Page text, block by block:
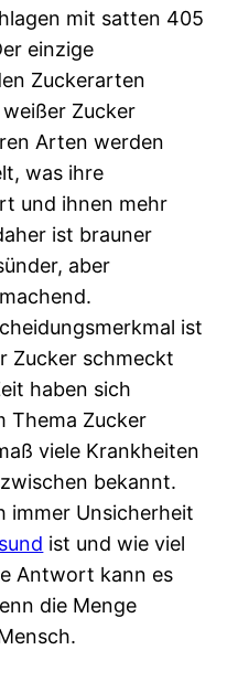
mit satten 405
einzige
Zuckerarten
Zucker
Arten werden
was ihre
und ihnen mehr
ist brauner
aber
ist
Zucker schmeckt
haben sich
Thema Zucker
viele Krankheiten
bekannt.
immer Unsicherheit
ist und wie viel
Antwort kann es
die Menge